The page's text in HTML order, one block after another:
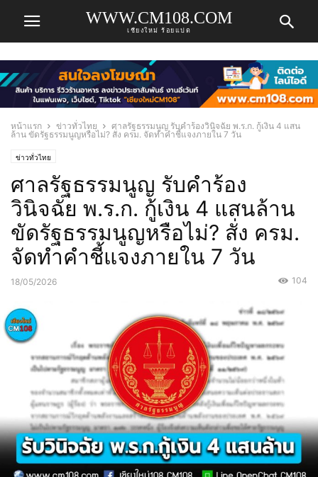
WWW.CM108.COM
เชียงใหม่ ร้อยแปด
หน้าแรก ข่าวทั่วไทย
ศาลรัฐธรรมนูญ รับคำร้องวินิจฉัย พ.ร.ก. กู้เงิน 4 แสน
ล้าน ขัดรัฐธรรมนูญหรือไม่? สั่ง ครม. จัดทำคำชี้แจงภายใน 7 วัน
ข่าวทั่วไทย
ศาลรัฐธรรมนูญ รับคำร้อง
วินิจฉัย พ.ร.ก. กู้เงิน 4 แสนล้าน
ขัดรัฐธรรมนูญหรือไม่? สั่ง ครม.
จัดทำคำชี้แจงภายใน 7 วัน
18/05/2026 104